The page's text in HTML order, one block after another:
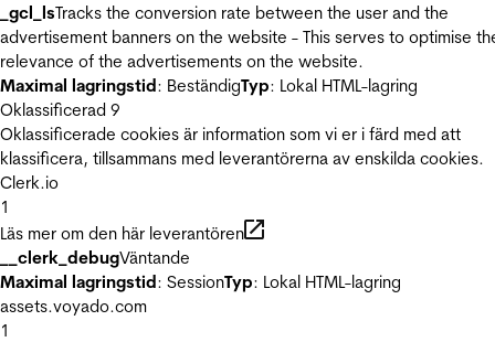
_gcl_lsTracks the conversion rate between the user and the
advertisement banners on the website - This serves to optimise
relevance of the advertisements on the website.
Maximal lagringstid: BeständigTyp: Lokal HTML-lagring
Oklassificerad 9
Oklassificerade cookies är information som vi er i färd med att
klassificera, tillsammans med leverantörerna av enskilda cookies.
Clerk.io
1
Läs mer om den här leverantören
__clerk_debugVäntande
Maximal lagringstid: SessionTyp: Lokal HTML-lagring
assets.voyado.com
1